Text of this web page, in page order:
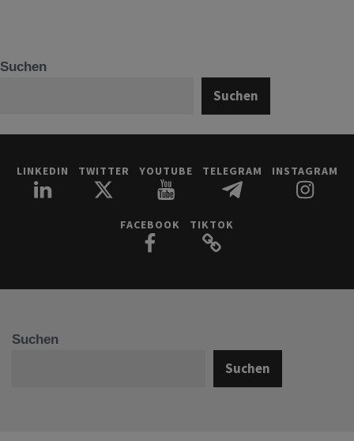
Suchen
Suchen
LINKEDIN TWITTER YOUTUBE TELEGRAM INSTAGRAM
FACEBOOK TIKTOK
Suchen
Suchen